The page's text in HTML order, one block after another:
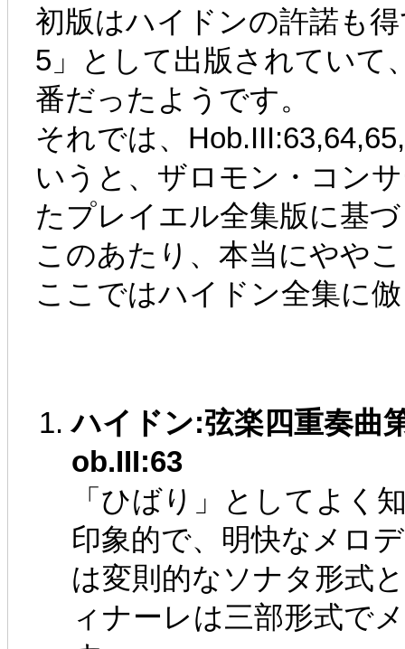
初版はハイドンの許諾も
5」として出版されていて
番だったようです。
それでは、
いうと、ザロモン・コン
たプレイエル全集版に基
このあたり、本当にやや
ここではハイドン全集に
ハイドン:弦楽四重奏曲
ob.III:63
「ひばり」としてよく
印象的で、明快なメロ
は変則的なソナタ形式
ィナーレは三部形式で